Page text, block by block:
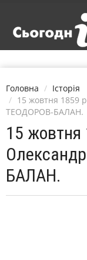
Головна
Історія
15 жовтня 1859
ТЕОДОРОВ-БАЛАН.
15 жовтня
БАЛАН.